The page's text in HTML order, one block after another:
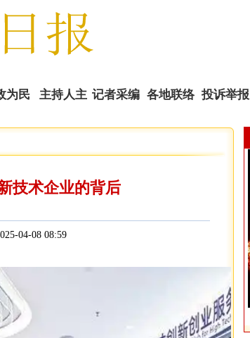
为民 主持人主
播
记者采编 各地联络 投诉举报
技术企业的背后
04-08 08:59